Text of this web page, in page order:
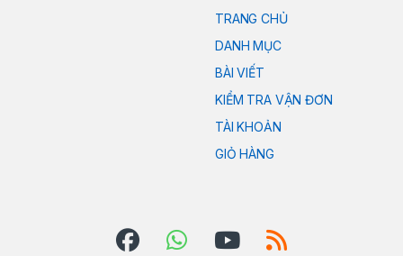
TRANG CHỦ
DANH MỤC
BÀI VIẾT
KIỂM TRA VẬN ĐƠN
TÀI KHOẢN
GIỎ HÀNG